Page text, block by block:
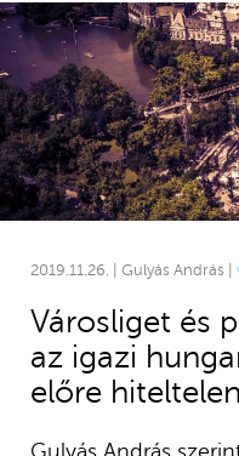
2019.11.26. | Gulyás András |
Városliget és
az igazi
előre
Gulyás András